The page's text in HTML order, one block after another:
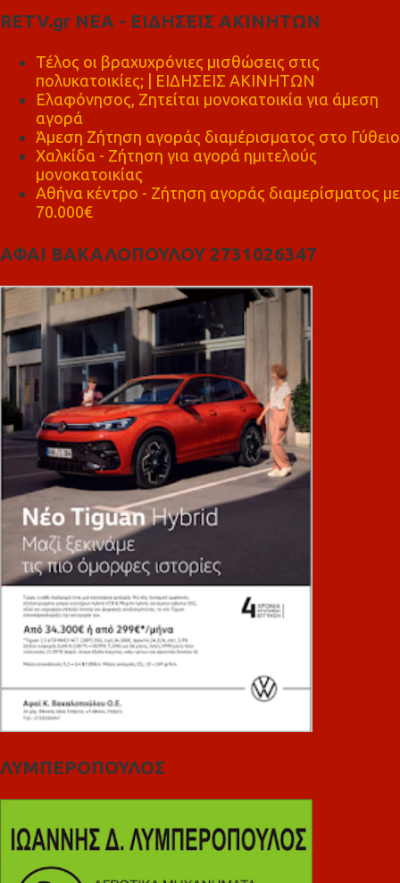
RETV.gr ΝΕΑ - ΕΙΔΗΣΕΙΣ ΑΚΙΝΗΤΩΝ
Τέλος οι βραχυχρόνιες μισθώσεις στις
πολυκατοικίες; | ΕΙΔΗΣΕΙΣ ΑΚΙΝΗΤΩΝ
Ελαφόνησος, Ζητείται μονοκατοικία για άμεση
αγορά
Άμεση Ζήτηση αγοράς διαμέρισματος στο Γύθειο
Χαλκίδα - Ζήτηση για αγορά ημιτελούς
μονοκατοικίας
Αθήνα κέντρο - Ζήτηση αγοράς διαμερίσματος με
70.000€
ΑΦΑΙ ΒΑΚΑΛΟΠΟΥΛΟΥ 2731026347
ΛΥΜΠΕΡΟΠΟΥΛΟΣ